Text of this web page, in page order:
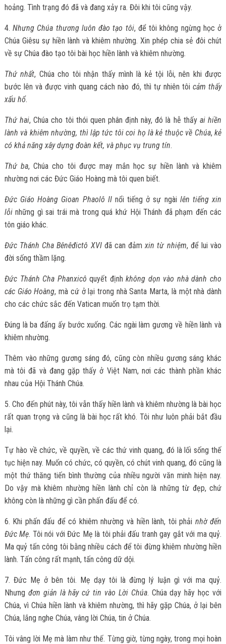
hoảng. Tình trạng đó đã và đang xảy ra. Đôi khi tôi cũng vậy.
4.Nhưng Chúa thương luôn đào tạo tôi, để tôi không ngừng học ở
Chúa Giêsu sự hiền lành và khiêm nhường. Xin phép chia sẻ đôi chút
về sự Chúa đào tạo tôi bài học hiền lành và khiêm nhường.
Thứ nhất, Chúa cho tôi nhận thấy mình là kẻ tội lỗi, nên khi được
bước lên và được vinh quang cách nào đó, thì tự nhiên tôi cảm thấy
xấu hổ.
Thứ hai, Chúa cho tôi thói quen phân định này, đó là hễ thấy ai hiền
lành và khiêm nhường, thì lập tức tôi coi họ là kẻ thuộc về Chúa,kẻ
có khả năng xây dựng đoàn kết, và phục vụ trung tín.
Thứ ba, Chúa cho tôi được may mắn học sự hiền lành và khiêm
nhường nơi các Đức Giáo Hoàng mà tôi quen biết.
Đức Giáo Hoàng Gioan Phaolô II nổi tiếng ở sự ngài lên tiếng xin
lỗinhững gì sai trái mà trong quá khứ Hội Thánh đã phạm đến các
tôn giáo khác.
Đức Thánh Cha Bênêđictô XVIđã can đảmxin từ nhiệm, để lui vào
đời sống thầm lặng.
Đức Thánh Cha Phanxicôquyết địnhkhông dọn vào nhà dành cho
các Giáo Hoàng, mà cứ ở lại trong nhà Santa Marta, là một nhà dành
cho các chức sắc đến Vatican muốn trọ tạm thời.
Đúng là ba đấng ấy bước xuống. Các ngài làm gương về hiền lành và
khiêm nhường.
Thêm vào những gương sáng đó, cũng còn nhiều gương sáng khác
mà tôi đã và đang gặp thấy ở Việt Nam, nơi các thành phần khác
nhau của Hội Thánh Chúa.
5. Cho đến phút này, tôi vẫn thấy hiền lành và khiêm nhường là bài học
rất quan trọng và cũng là bài học rất khó. Tôi như luôn phải bắt đầu
lại.
Tự hào về chức, về quyền, về các thứ vinh quang, đó là lối sống thế
tục hiện nay. Muốn có chức, có quyền, có chút vinh quang, đó cũng là
một thứ thăng tiến bình thường của nhiều người văn minh hiện nay.
Do vậy mà khiêm nhường hiền lành chỉ còn là những từ đẹp, chứ
không còn là những gì cần phấn đấu để có.
6. Khi phấn đấu để có khiêm nhường và hiền lành, tôi phải nhờ đến
Đức Mẹ. Tôi nói với Đức Mẹ là tôi phải đấu tranh gay gắt với ma quỷ.
Ma quỷ tấn công tôi bằng nhiều cách để tôi đừng khiêm nhường hiền
lành. Tấn công rất mạnh, tấn công dữ dội.
7. Đức Mẹ ở bên tôi. Mẹ dạy tôi là đừng lý luận gì với ma quỷ.
Nhưng đơn giản là hãy cứ tin vào Lời Chúa. Chúa dạy hãy học với
Chúa, vì Chúa hiền lành và khiêm nhường, thì hãy gặp Chúa, ở lại bên
Chúa, lắng nghe Chúa, vâng lời Chúa, tin ở Chúa.
Tôi vâng lời Mẹ mà làm như thế. Từng giờ, từng ngày, trong mọi hoàn